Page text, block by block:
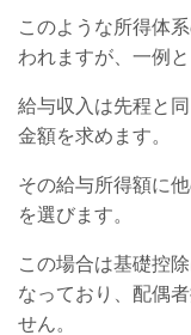
このような所得体
われますが、一例
給与収入は先程と
金額を求めます。
その給与所得額に
を選びます。
この場合は基礎控
なっており、配偶
せん。